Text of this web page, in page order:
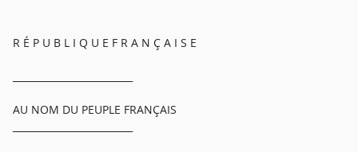
R É P U B L I Q U E F R A N Ç A I S E
AU NOM DU PEUPLE FRANÇAIS